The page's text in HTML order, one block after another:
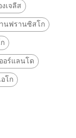
เจลีส
นฟรานซิสโก
อร์แลนโด
โก